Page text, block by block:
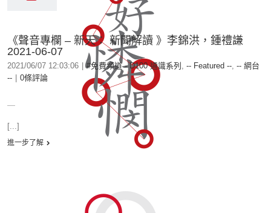
《聲音專欄 – 新天： 新聞解讀 》李錦洪，鍾禮謙
2021-06-07
2021/06/07 12:03:06 #免費頻道 - D100 通識系列 , -- Featured --, -- 網台
--
0條評論
[...]
進一步了解